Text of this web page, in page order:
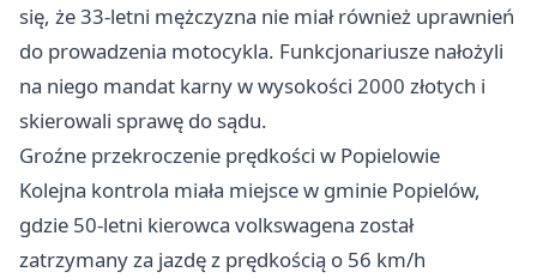
się, że 33-letni mężczyzna nie miał również uprawnień
do prowadzenia motocykla. Funkcjonariusze nałożyli
na niego mandat karny w wysokości 2000 złotych i
skierowali sprawę do sądu.
Groźne przekroczenie prędkości w Popielowie
Kolejna kontrola miała miejsce w gminie Popielów,
gdzie 50-letni kierowca volkswagena został
zatrzymany za jazdę z prędkością o 56 km/h